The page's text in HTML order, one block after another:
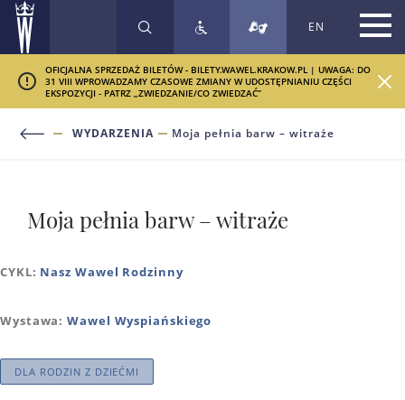
SZUKAJ EN
OFICJALNA SPRZEDAŻ BILETÓW - BILETY.WAWEL.KRAKOW.PL | UWAGA: DO
31 VIII WPROWADZAMY CZASOWE ZMIANY W UDOSTĘPNIANIU CZĘŚCI
EKSPOZYCJI - PATRZ „ZWIEDZANIE/CO ZWIEDZAĆ”
WYDARZENIA Moja pełnia barw – witraże
Moja pełnia barw – witraże
CYKL: Nasz Wawel Rodzinny
Wystawa:Wawel Wyspiańskiego
DLA RODZIN Z DZIEĆMI